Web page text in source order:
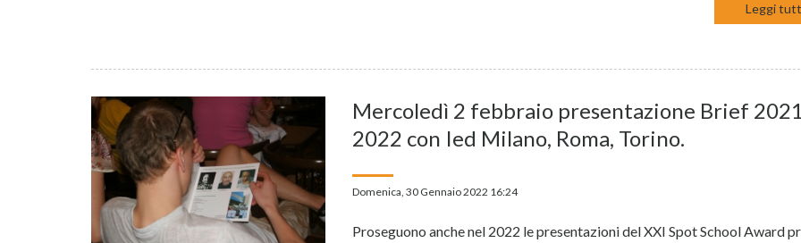
Leggi
Mercoledì 2 febbraio presentazione Brief
2022 con Ied Milano, Roma, Torino.
Domenica, 30 Gennaio 2022 16:24
Proseguono anche nel 2022 le presentazioni del XXI Spot School Award